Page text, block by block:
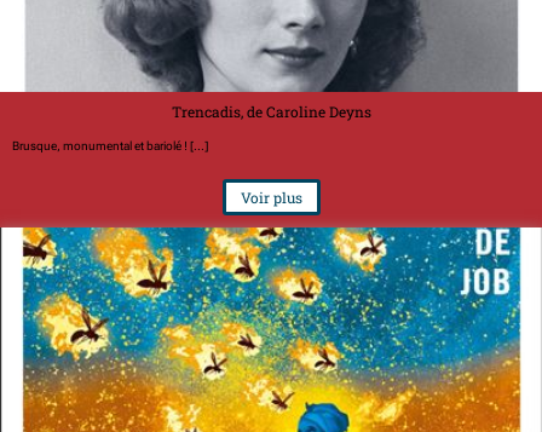
Trencadis, de Caroline Deyns
Brusque, monumental et bariolé ! [...]
Voir plus